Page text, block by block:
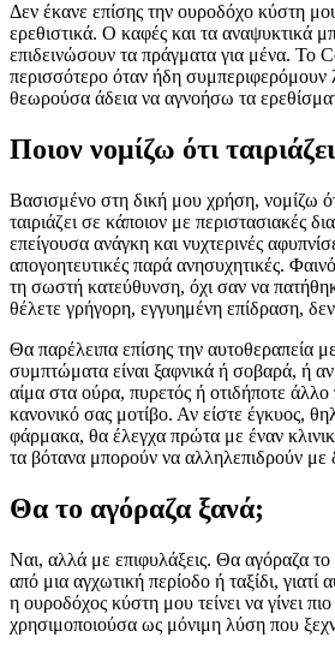
Δεν έκανε επίσης την ουροδόχο κύστη
ερεθιστικά. Ο καφές και τα αναψυκτικά
επιδεινώσουν τα πράγματα για μένα. Το
περισσότερο όταν ήδη συμπεριφερόμουν
θεωρούσα άδεια να αγνοήσω τα
Ποιον νομίζω ότι ταιριάζει
Βασισμένο στη δική μου χρήση, νομίζω
ταιριάζει σε κάποιον με περιστασιακές
επείγουσα ανάγκη και νυχτερινές
απογοητευτικές παρά ανησυχητικές.
τη σωστή κατεύθυνση, όχι σαν να
θέλετε γρήγορη, εγγυημένη επίδραση,
Θα παρέλειπα επίσης την αυτοθεραπεία
συμπτώματα είναι ξαφνικά ή σοβαρά, ή
αίμα στα ούρα, πυρετός ή οτιδήποτε άλλο
κανονικό σας μοτίβο. Αν είστε έγκυος,
φάρμακα, θα έλεγχα πρώτα με έναν
τα βότανα μπορούν να αλληλεπιδρούν με
Θα το αγόραζα ξανά;
Ναι, αλλά με επιφυλάξεις. Θα αγόραζα
από μια αγχωτική περίοδο ή ταξίδι, γιατί
η ουροδόχος κύστη μου τείνει να γίνει
χρησιμοποιούσα ως μόνιμη λύση που